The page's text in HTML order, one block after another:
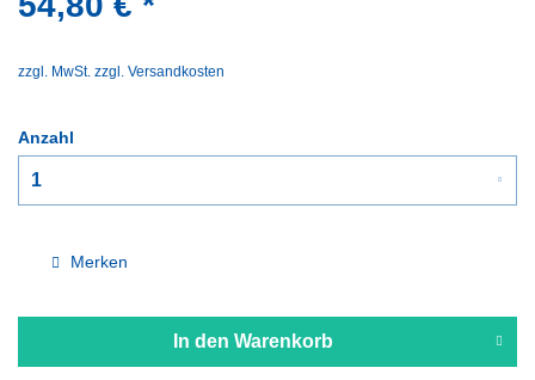
zzgl. MwSt. zzgl. Versandkosten
Anzahl
Merken
In den Warenkorb